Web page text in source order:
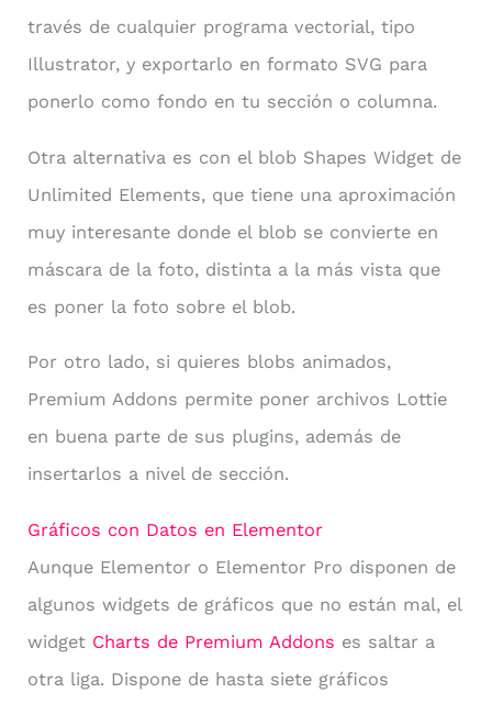
través de cualquier programa vectorial, tipo
Illustrator, y exportarlo en formato SVG para
ponerlo como fondo en tu sección o columna.
Otra alternativa es con el blob Shapes Widget de
Unlimited Elements, que tiene una aproximación
muy interesante donde el blob se convierte en
máscara de la foto, distinta a la más vista que
es poner la foto sobre el blob.
Por otro lado, si quieres blobs animados,
Premium Addons permite poner archivos Lottie
en buena parte de sus plugins, además de
insertarlos a nivel de sección.
Gráficos con Datos en Elementor
Aunque Elementor o Elementor Pro disponen de
algunos widgets de gráficos que no están mal, el
widget Charts de Premium Addons es saltar a
otra liga. Dispone de hasta siete gráficos